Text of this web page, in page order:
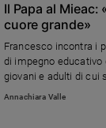
Il Papa al
cuore grande»
Francesco incontra i
di impegno educativo
giovani e adulti di cui
Annachiara Valle